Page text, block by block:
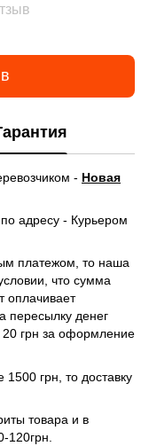
- Новая
адресу - Курьером
платежом, то наша
что сумма
оплачивает
пересылку денег
20 грн за оформление
грн, то доставку
товара и в
120грн.